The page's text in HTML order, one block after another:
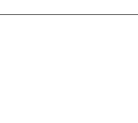
les camps
Curie et Léonard